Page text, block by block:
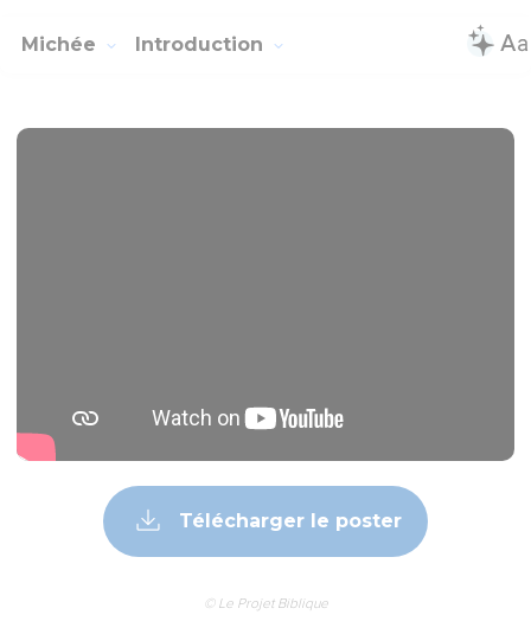
Michée Introduction
Télécharger le poster
© Le Projet Biblique